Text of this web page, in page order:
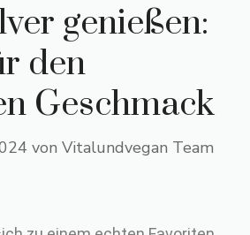
genießen:
den
Geschmack
von Vitalundvegan Team